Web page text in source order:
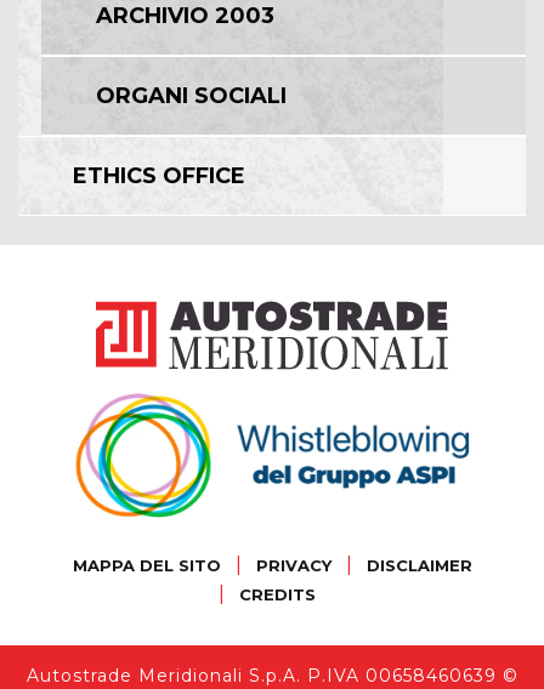
ARCHIVIO 2003
ORGANI SOCIALI
ETHICS OFFICE
MAPPA DEL SITO PRIVACY DISCLAIMER
CREDITS
Autostrade Meridionali S.p.A. P.IVA 00658460639 ©